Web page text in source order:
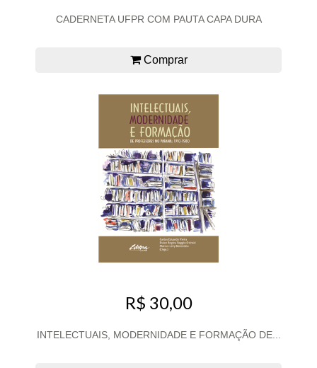
CADERNETA UFPR COM PAUTA CAPA DURA
Comprar
R$ 30,00
INTELECTUAIS, MODERNIDADE E FORMAÇÃO DE...